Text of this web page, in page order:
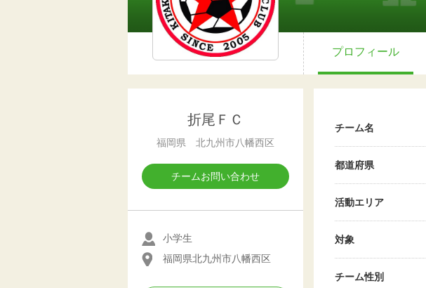
プロフィール
折尾ＦＣ
福岡県 北九州市八幡西区
チームお問い合わせ
小学生
福岡県北九州市八幡西区
チーム名
都道府県
活動エリア
対象
チーム性別